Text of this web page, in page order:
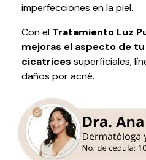
imperfecciones en la piel.
Con el Tratamiento Luz
mejoras el aspecto de
cicatrices superficiales,
daños por acné.